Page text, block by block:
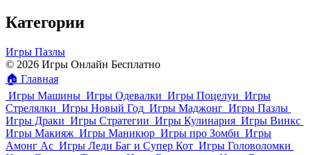
Категории
Игры Пазлы
© 2026 Игры Онлайн Бесплатно
🏠 Главная
Игры Машины Игры Одевалки Игры Поцелуи Игры
Стрелялки Игры Новый Год Игры Маджонг Игры Пазлы
Игры Драки Игры Стратегии Игры Кулинария Игры Винкс
Игры Макияж Игры Маникюр Игры про Зомби Игры
Амонг Ас Игры Леди Баг и Супер Кот Игры Головоломки